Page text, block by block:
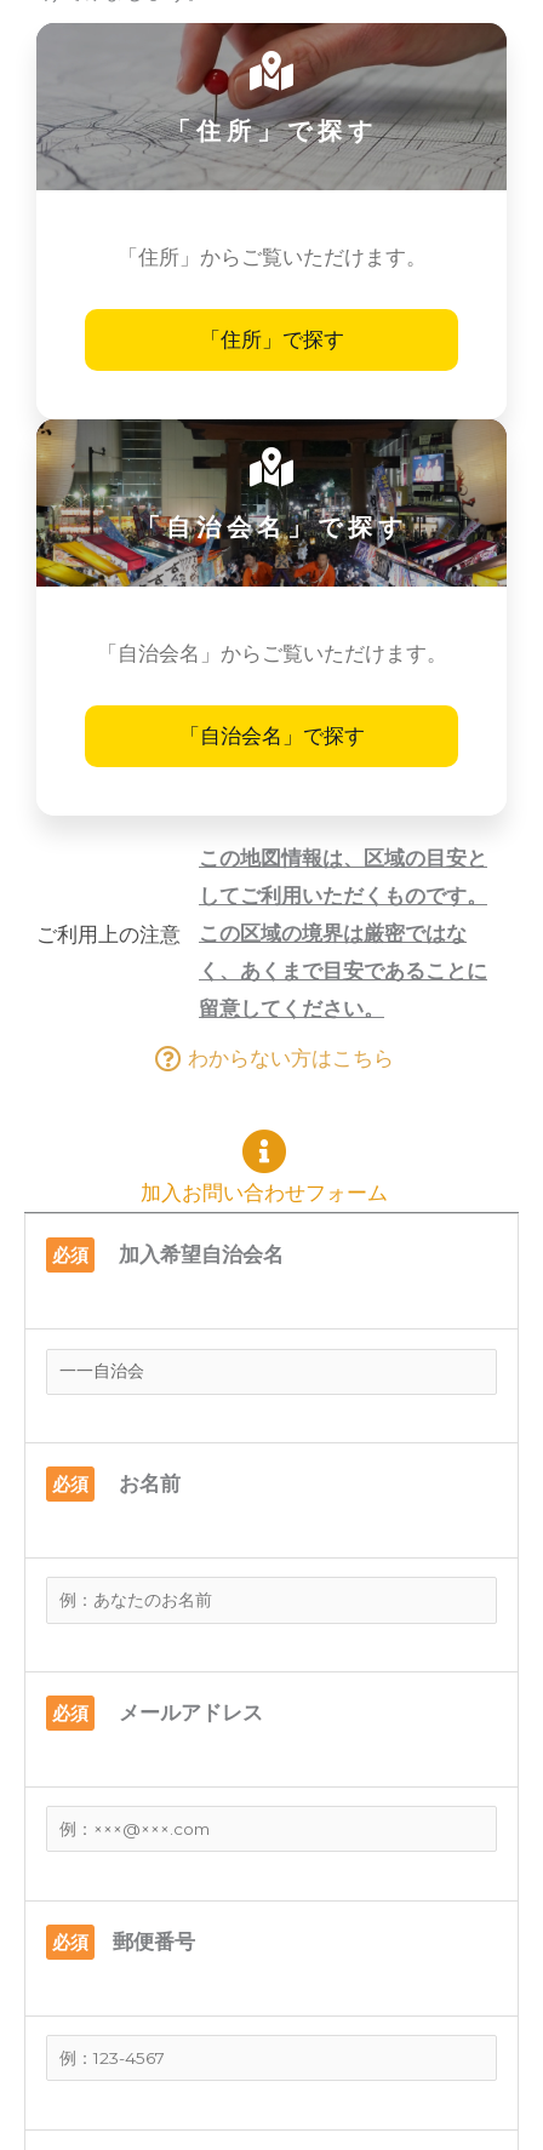
「住所」で探す
「住所」からご覧いただけます。
「住所」で探す
「自治会名」で探す
「自治会名」からご覧いただけます。
「自治会名」で探す
ご利用上の注意
この地図情報は、区域の目安と
してご利用いただくものです。
この区域の境界は厳密ではな
く、あくまで目安であることに
留意してください。
わからない方はこちら
加入お問い合わせフォーム
必須 加入希望自治会名
必須 お名前
必須 メールアドレス
必須 郵便番号